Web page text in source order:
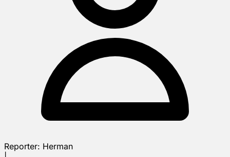
Reporter: Herman